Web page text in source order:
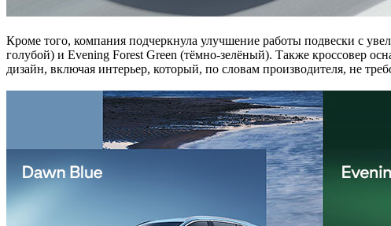
Кроме того, компания подчеркнула улучшение работы подвески с
голубой) и Evening Forest Green (тёмно-зелёный). Также кроссовер
дизайн, включая интерьер, который, по словам производителя, не